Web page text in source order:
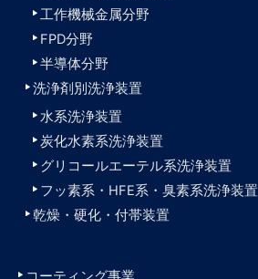
工作機械金属分野
FPD分野
半導体分野
洗浄剤別洗浄装置
水系洗浄装置
炭化水素系洗浄装置
グリコールエーテル系洗浄装置
フッ素系・HFE系・臭素系洗浄装置
乾燥・硬化・付帯装置